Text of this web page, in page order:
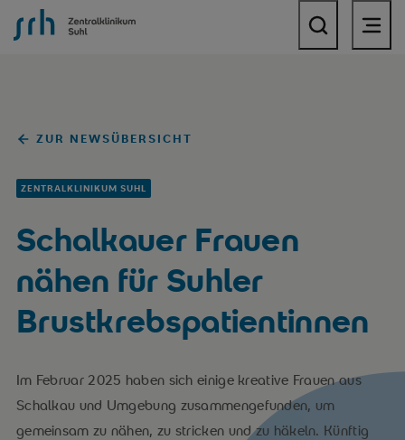
SRH Zentralklinikum Suhl
ZUR NEWSÜBERSICHT
ZENTRALKLINIKUM SUHL
Schalkauer Frauen
nähen für Suhler
Brustkrebspatientinnen
Im Februar 2025 haben sich einige kreative Frauen aus
Schalkau und Umgebung zusammengefunden, um
gemeinsam zu nähen, zu stricken und zu häkeln. Künftig